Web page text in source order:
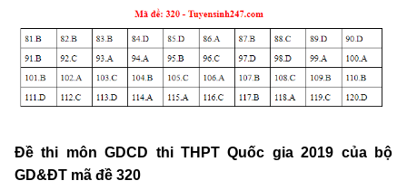
Đề thi môn GDCD thi THPT Quốc gia 2019 của bộ
GD&ĐT mã đề 320